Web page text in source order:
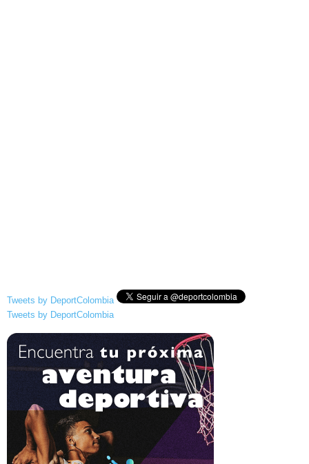
Tweets by DeportColombia
Tweets by DeportColombia